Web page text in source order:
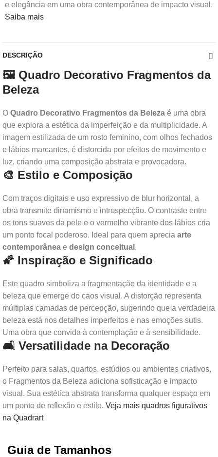
e elegância em uma obra contemporânea de impacto visual.
Saiba mais
DESCRIÇÃO
🖼️ Quadro Decorativo Fragmentos da
Beleza
O Quadro Decorativo Fragmentos da Beleza é uma obra
que explora a estética da imperfeição e da multiplicidade. A
imagem estilizada de um rosto feminino, com olhos fechados
e lábios marcantes, é distorcida por efeitos de movimento e
luz, criando uma composição abstrata e provocadora.
🎨 Estilo e Composição
Com traços digitais e uso expressivo de blur horizontal, a
obra transmite dinamismo e introspecção. O contraste entre
os tons suaves da pele e o vermelho vibrante dos lábios cria
um ponto focal poderoso. Ideal para quem aprecia arte
contemporânea e design conceitual .
🌠 Inspiração e Significado
Este quadro simboliza a fragmentação da identidade e a
beleza que emerge do caos visual. A distorção representa
múltiplas camadas de percepção, sugerindo que a verdadeira
beleza está nos detalhes imperfeitos e nas emoções sutis.
Uma obra que convida à contemplação e à sensibilidade.
🛋️ Versatilidade na Decoração
Perfeito para salas, quartos, estúdios ou ambientes criativos,
o Fragmentos da Beleza adiciona sofisticação e impacto
visual. Sua estética abstrata transforma qualquer espaço em
um ponto de reflexão e estilo. Veja mais quadros figurativos
na Quadrart
Guia de Tamanhos